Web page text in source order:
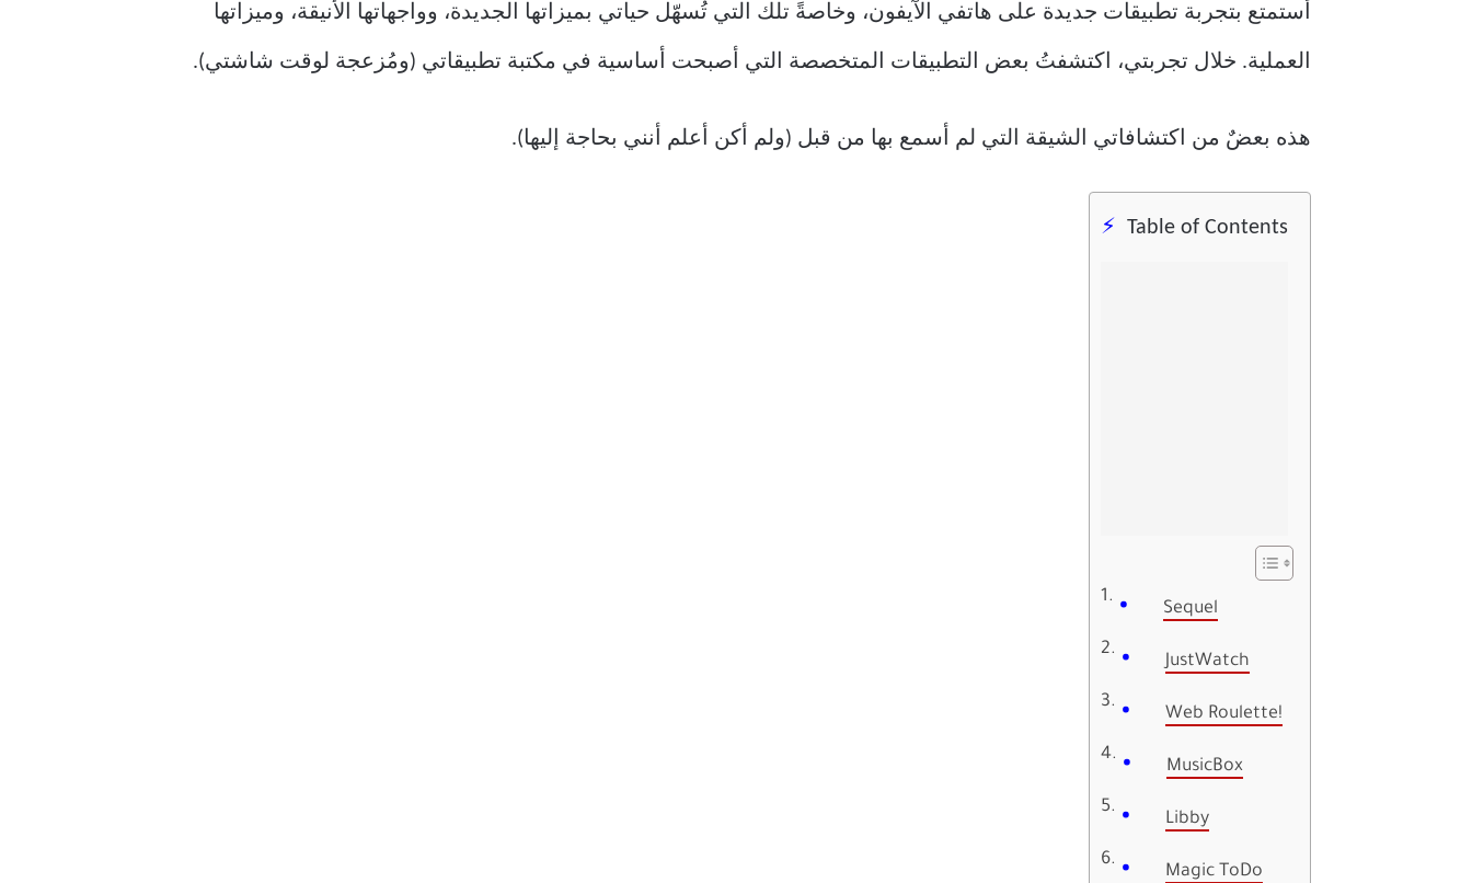
أستمتع بتجربة تطبيقات جديدة على هاتفي الآيفون، وخاصةً تلك التي تُسهّل حياتي بميزاتها الجديدة، وواجهاتها الأنيقة، وميزاتها
العملية. خلال تجربتي، اكتشفتُ بعض التطبيقات المتخصصة التي أصبحت أساسية في مكتبة تطبيقاتي (ومُزعجة لوقت شاشتي).
هذه بعضٌ من اكتشافاتي الشيقة التي لم أسمع بها من قبل (ولم أكن أعلم أنني بحاجة إليها).
Table of Contents
Sequel
JustWatch
Web Roulette!
MusicBox
Libby
Magic ToDo